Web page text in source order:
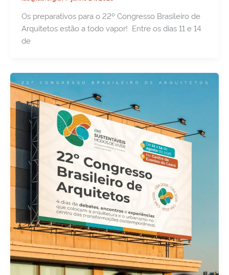
Os preparativos para o 22º Congresso Brasileiro de
Arquitetos estão a todo vapor! Entre os dias 11 e 14
de